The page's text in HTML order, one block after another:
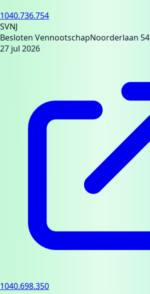
1040.736.754
SVNJ
Besloten VennootschapNoorderlaan 54
27 jul 2026
1040.698.350